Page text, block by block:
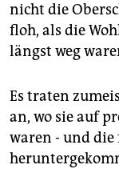
nicht die
floh, als die
längst weg
Es traten
an, wo sie auf
waren - und die